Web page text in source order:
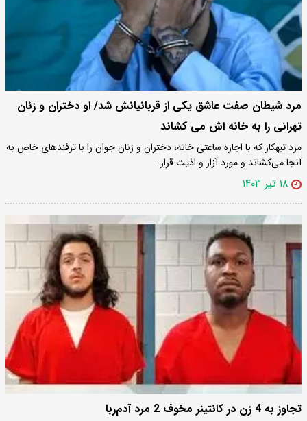
مرد شیطان صفت عاشق یکی از قربانیانش شد/ او دختران و زنان
تهرانی را به خانه اش می کشاند
مرد تبهکار که با اجاره ساعتی خانه، دختران و زنان جوان را با ترفندهای خاص به
آنجا می‌کشاند و مورد آزار و اذیت قرار…
۱۸ تیر ۱۴۰۳
تجاوز به 4 زن در کانتینر مخوف 2 مرد آدم‌ربا